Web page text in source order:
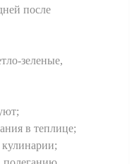
после
зеленые,
в теплице;
кулинарии;